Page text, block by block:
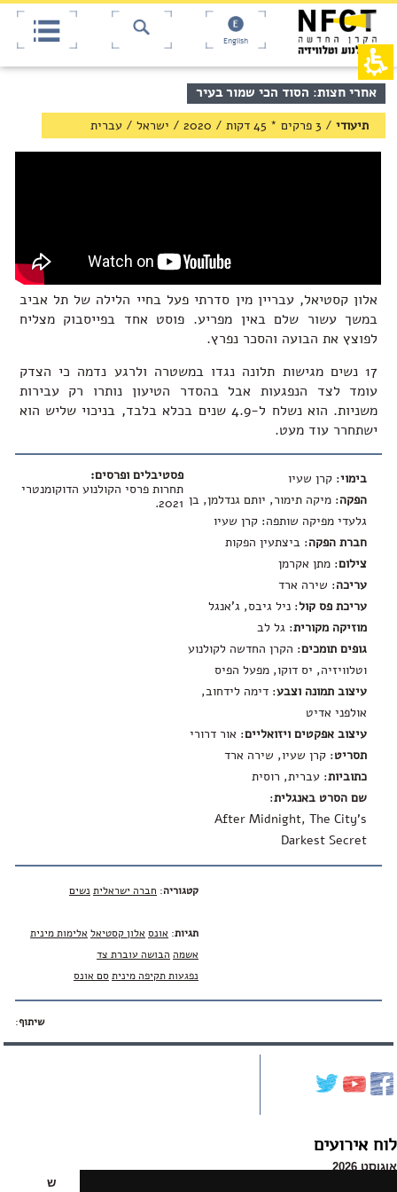
תחילתו
אינטרנט,
לחץ
אנטר
כדי
לאזור
תוכן
ראש
באפשרותך
ללחוץ
אנטר
כדי
לדלג
English
תוכן
מרכזי,
באפשרותך
ללחוץ
אנטר
אחרי חצות: הסוד הכי שמור בעיר
תיעודי / 3 פרקים * 45 דקות /
2020
/ ישראל / עברית
אלון קסטיאל, עבריין מין סדרתי פעל בחיי הלילה של תל אביב
במשך עשור שלם באין מפריע. פוסט אחד בפייסבוק מצליח
לפוצץ את הבועה והסכר נפרץ.
17 נשים מגישות תלונה נגדו במשטרה ולרגע נדמה כי הצדק
עומד לצד הנפגעות אבל בהסדר הטיעון נותרו רק עבירות
משניות. הוא נשלח ל-4.9 שנים בכלא בלבד, בניכוי שליש הוא
ישתחרר עוד מעט.
פסטיבלים ופרסים:
תחרות פרסי הקולנוע הדוקומנטרי
2021.
בימוי: קרן שעיו
הפקה: מיקה תימור, יותם גנדלמן, בן
גלעדי מפיקה שותפה: קרן שעיו
חברת הפקה: ביצתעין הפקות
צילום: מתן אקרמן
עריכה: שירה ארד
עריכת פס קול: ניל גיבס, ג'אנגל
מוזיקה מקורית: גל לב
גופים תומכים: הקרן החדשה לקולנוע
וטלוויזיה, יס דוקו, מפעל הפיס
עיצוב תמונה וצבע: דימה לידחוב,
אולפני אדיט
עיצוב אפקטים ויזואליים: אור דרורי
תסריט: קרן שעיו, שירה ארד
כתוביות: עברית, רוסית
שם הסרט באנגלית:
After Midnight, The City’s
Darkest Secret
קטגוריה: חברה ישראלית נשים
תגיות: אונס אלון קסטיאל אלימות מינית
אשמה הבושה עוברת צד
נפגעות תקיפה מיניתסם אונס
שיתוף:
לוח אירועים
אוגוסט 2026
ש